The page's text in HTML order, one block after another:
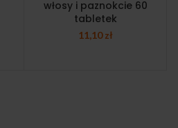
włosy i paznokcie 60
tabletek
11,10zł